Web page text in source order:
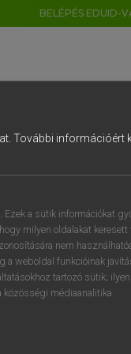
BELÉPÉS EDUID-
További információért
a sütik információkat
milyen oldalakat keresett
nem
a weboldal funkcióinak
tartozó sütik;
közösségi médiaanalitika.
7 8 9
z u i
j k l é
n m , .